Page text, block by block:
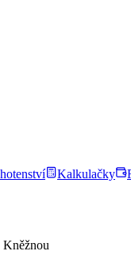
Kalkulačky
Kněžnou